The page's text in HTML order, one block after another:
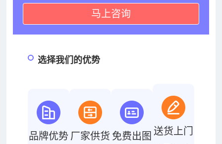
马上咨询
选择我们的优势
品牌优势 厂家供货 免费出图 送货上门